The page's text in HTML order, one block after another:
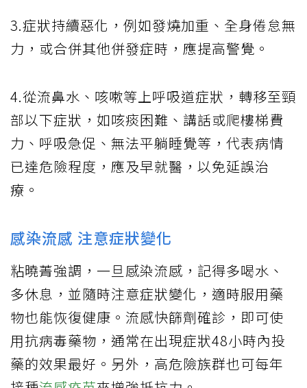
3.症狀持續惡化，例如發燒加重、全身倦怠無
力，或合併其他併發症時，應提高警覺。
4.從流鼻水、咳嗽等上呼吸道症狀，轉移至頸
部以下症狀，如咳痰困難、講話或爬樓梯費
力、呼吸急促、無法平躺睡覺等，代表病情
已達危險程度，應及早就醫，以免延誤治
療。
感染流感 注意症狀變化
粘曉菁強調，一旦感染流感，記得多喝水、
多休息，並隨時注意症狀變化，適時服用藥
物也能恢復健康。流感快篩劑確診，即可使
用抗病毒藥物，通常在出現症狀48小時內投
藥的效果最好。另外，高危險族群也可每年